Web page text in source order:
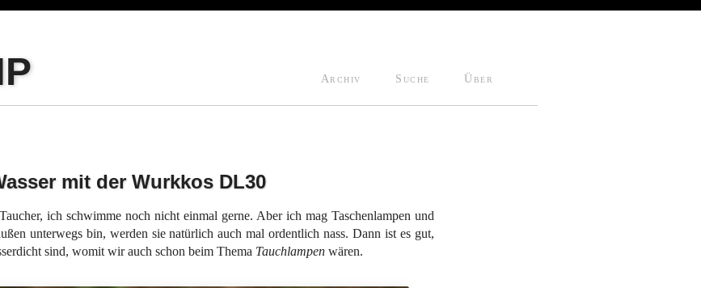
Archiv Suche Über
mit der Wurkkos DL30
ich schwimme noch nicht einmal gerne. Aber ich mag Taschenlampen und
unterwegs bin, werden sie natürlich auch mal ordentlich nass. Dann ist es gut,
sind, womit wir auch schon beim Thema Tauchlampenwären.